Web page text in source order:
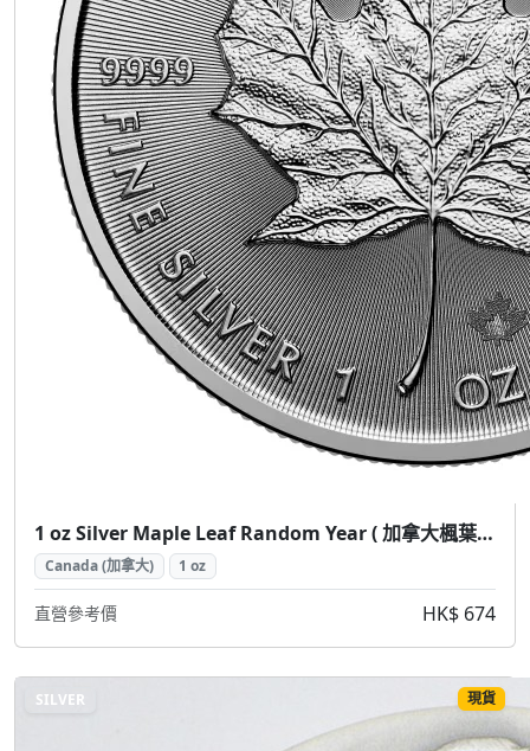
1 oz Silver Maple Leaf Random Year ( 加拿大楓葉銀幣 1盎司隨機年份)
Canada (加拿大) 1 oz
直營參考價 HK$ 674
SILVER 現貨